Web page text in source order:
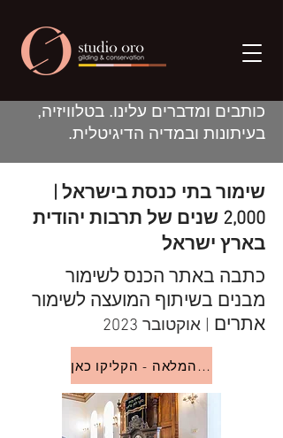
כותבים ומדברים עלינו. בטלוויזיה,
בעיתונות ובמדיה הדיגיטלית.
שימור בתי כנסת בישראל |
2,000 שנים של תרבות יהודית
בארץ ישראל
כתבה באתר הכנס לשימור
מבנים בשיתוף המועצה לשימור
אתרים | אוקטובר 2023
לכתבה המלאה - הקליקו כאן